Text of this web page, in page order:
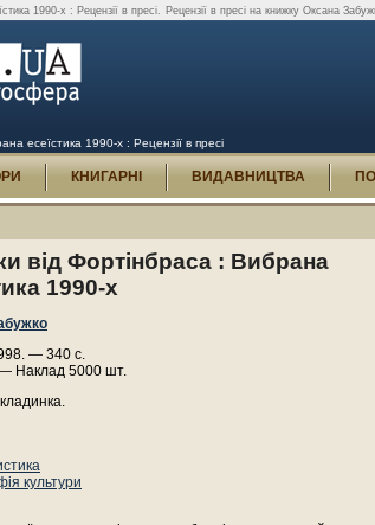
1990-х : Рецензії в пресі. Рецензії в пресі на книжку Оксана
есеїстика 1990-х : Рецензії в пресі
КНИГАРНІ ВИДАВНИЦТВА
від Фортінбраса : Вибрана
1990-х
— 340 с.
Наклад 5000 шт.
культури